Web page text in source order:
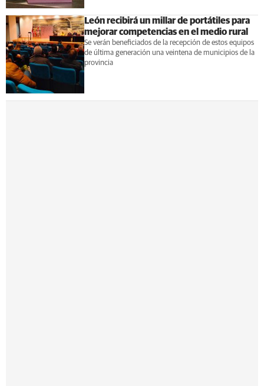
León recibirá un millar de portátiles para
mejorar competencias en el medio rural
Se verán beneficiados de la recepción de estos equipos
de última generación una veintena de municipios de la
provincia